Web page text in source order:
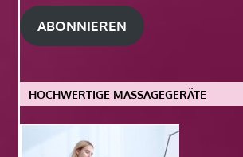
Adresse
ABONNIEREN
HOCHWERTIGE MASSAGEGERÄTE